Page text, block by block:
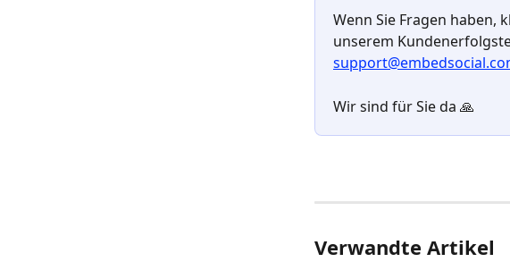
Wenn Sie Fragen haben,
unserem
Wir sind für Sie da 🙏
Verwandte Artikel